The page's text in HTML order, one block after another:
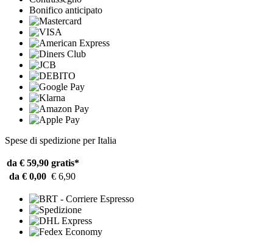
Bonifico anticipato
Spese di spedizione per Italia
da € 59,90 gratis*
da € 0,00 € 6,90